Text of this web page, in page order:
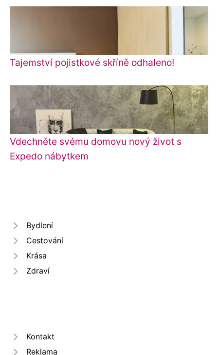
Tajemství pojistkové skříně odhaleno!
Vdechněte svému domovu nový život s
Expedo nábytkem
Bydlení
Cestování
Krása
Zdraví
Kontakt
Reklama